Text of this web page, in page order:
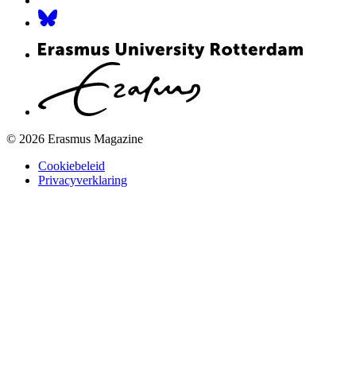
© 2026 Erasmus Magazine
Cookiebeleid
Privacyverklaring